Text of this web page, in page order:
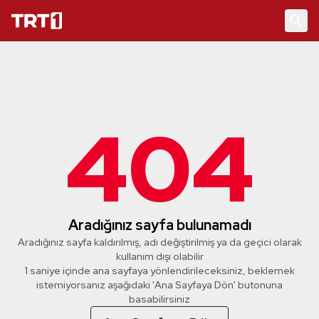
404
Aradığınız sayfa bulunamadı
Aradığınız sayfa kaldırılmış, adı değiştirilmiş ya da geçici olarak
kullanım dışı olabilir
1 saniye içinde ana sayfaya yönlendirileceksiniz, beklemek
istemiyorsanız aşağıdaki 'Ana Sayfaya Dön' butonuna
basabilirsiniz